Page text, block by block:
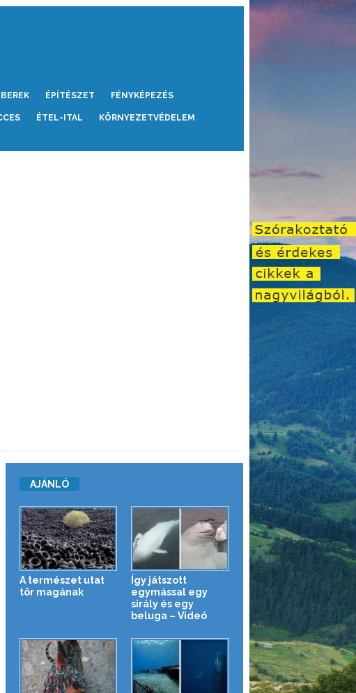
ÉPÍTÉSZET FÉNYKÉPEZÉS
ÉTEL-ITAL KÖRNYEZETVÉDELEM
AJÁNLÓ
A természet utat
tör magának
Így játszott
egymással egy
sirály és egy
beluga – Videó